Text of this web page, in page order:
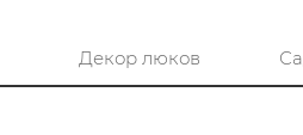
Декор люков